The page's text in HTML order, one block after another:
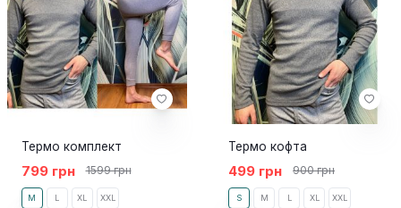
Термо комплект
799 грн 1599 грн
M L XL XXL
Термо кофта
499 грн 900 грн
S M L XL XXL